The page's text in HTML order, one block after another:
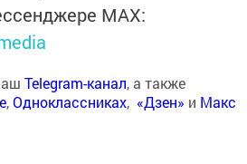
MАХ:
Telegram-канал, а также
,Одноклассниках, «Дзен» и Макс